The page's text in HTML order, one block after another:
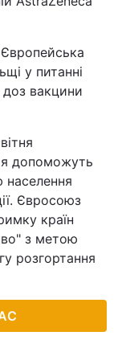
у питанні
доз вакцини
допоможуть
населення
Євросоюз
країн
з метою
розгортання